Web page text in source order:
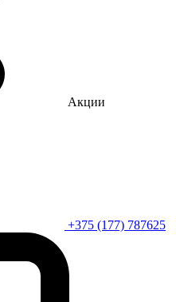
Акции
+375 (177) 787625